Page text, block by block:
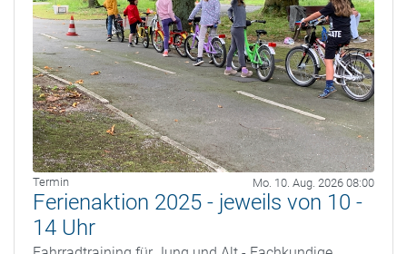
Termin Mo. 10. Aug. 2026 08:00
Ferienaktion 2025 - jeweils von 10 -
14 Uhr